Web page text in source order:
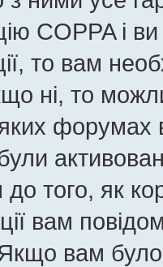
COPPA і
то вам
ні, то
форумах
до того, як
вам
Якщо вам